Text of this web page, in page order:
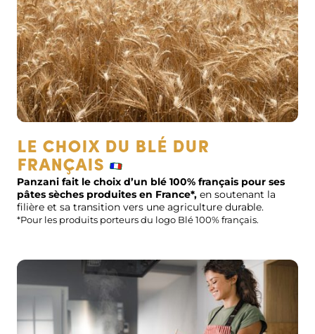
LE CHOIX DU BLÉ DUR
FRANÇAIS
Panzani fait le choix d’un blé 100% français pour ses
pâtes sèches produites en France*, en soutenant la
filière et sa transition vers une agriculture durable.
*Pour les produits porteurs du logo Blé 100% français.